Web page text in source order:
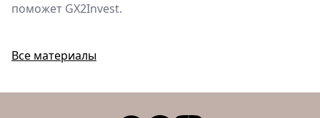
поможет GX2Invest.
Все материалы